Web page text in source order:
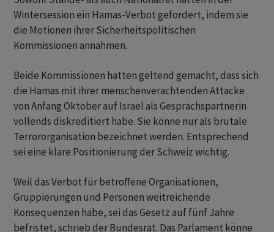
Wintersession ein Hamas-Verbot gefordert, indem sie
die Motionen ihrer Sicherheitspolitischen
Kommissionen annahmen.
Beide Kommissionen hatten geltend gemacht, dass sich
die Hamas mit ihrer menschenverachtenden Attacke
von Anfang Oktober auf Israel als Gesprächspartnerin
vollends diskreditiert habe. Sie könne nur als brutale
Terrororganisation bezeichnet werden. Entsprechend
sei eine klare Positionierung der Schweiz wichtig.
Weil das Verbot für betroffene Organisationen,
Gruppierungen und Personen weitreichende
Konsequenzen habe, sei das Gesetz auf fünf Jahre
befristet, schrieb der Bundesrat. Das Parlament könne